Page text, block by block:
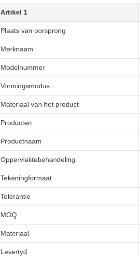
Artikel 1
Plaats van oorsprong
Merknaam
Modelnummer
Vormingsmodus
Materiaal van het product
Producten
Productnaam
Oppervlaktebehandeling
Tekeningformaat
Tolerantie
MOQ
Materiaal
Levertyd